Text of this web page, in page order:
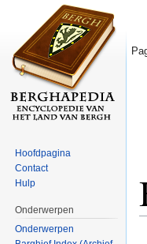
Hoofdpagina
Contact
Hulp
Onderwerpen
Onderwerpen